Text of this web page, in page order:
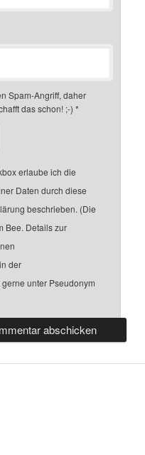
Spam-Angriff, daher
das schon! ;-) *
erlaube ich die
Daten durch diese
beschrieben. (Die
Bee. Details zur
der
gerne unter Pseudonym